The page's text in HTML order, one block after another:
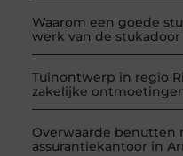
Waarom een goede
werk van de
Tuinontwerp in regio
zakelijke
Overwaarde benutten
assurantiekantoor in